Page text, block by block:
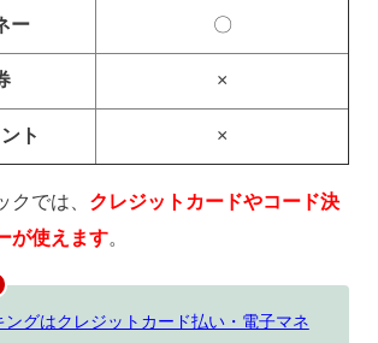
ー 〇
×
ト ×
クでは、 クレジットカードやコード決
が使えます。
ングはクレジットカード払い・電子マネ